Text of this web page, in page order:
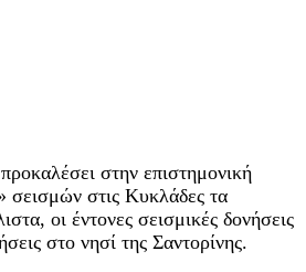
στην επιστημονική
σεισμών στις Κυκλάδες τα
οι έντονες σεισμικές δονήσεις
στο νησί της Σαντορίνης.